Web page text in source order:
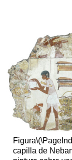
Figura
capilla de